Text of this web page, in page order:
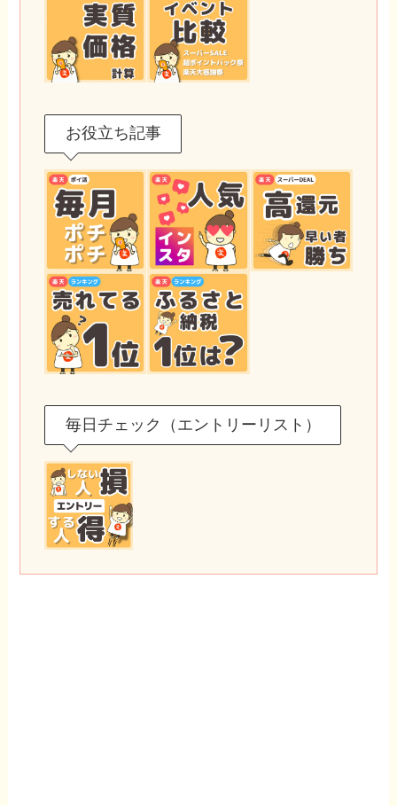
お役立ち記事
毎日チェック（エントリーリスト）